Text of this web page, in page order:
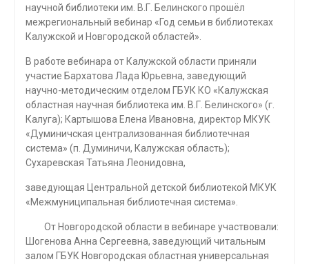
научной библиотеки им. В.Г. Белинского прошёл
межрегиональный вебинар «Год семьи в библиотеках
Калужской и Новгородской областей».
В работе вебинара от Калужской области приняли
участие Бархатова Лада Юрьевна, заведующий
научно-методическим отделом ГБУК КО «Калужская
областная научная библиотека им. В.Г. Белинского» (г.
Калуга); Картышова Елена Ивановна, директор МКУК
«Думиничская централизованная библиотечная
система» (п. Думиничи, Калужская область);
Сухаревская Татьяна Леонидовна,
заведующая Центральной детской библиотекой МКУК
«Межмуниципальная библиотечная система».
От Новгородской области в вебинаре участвовали:
Шогенова Анна Сергеевна, заведующий читальным
залом ГБУК Новгородская областная универсальная